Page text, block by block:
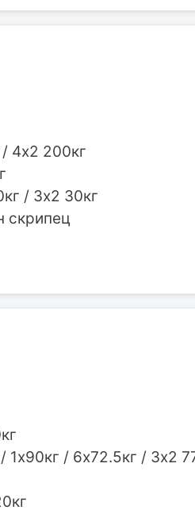
4х2 200кг
/ 3х2 30кг
скрипец
/ 6х72.5кг / 3х2